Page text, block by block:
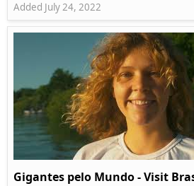
Added July 24, 2022
Gigantes pelo Mundo - Visit